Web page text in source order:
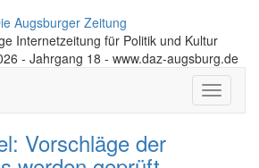
Augsburger Zeitung
Internetzeitung für Politik und Kultur
- Jahrgang 18 - www.daz-augsburg.de
Toggle
Vorschläge der